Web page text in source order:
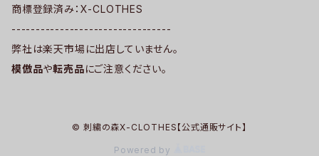
商標登録済み：X-CLOTHES
---------------------------------
弊社は楽天市場に出店していません。
模倣品や転売品にご注意ください。
© 刺繍の森X-CLOTHES【公式通販サイト】
Powered by